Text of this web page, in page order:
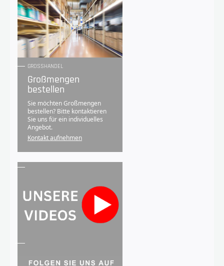
GROSSHANDEL
Großmengen
bestellen
Sie möchten Großmengen
bestellen? Bitte kontaktieren
Sie uns für ein individuelles
Angebot.
Kontakt aufnehmen